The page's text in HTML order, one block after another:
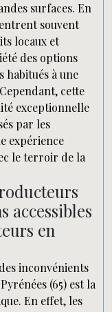
surfaces. En
souvent
locaux et
des options
habitués à une
cette
exceptionnelle
par les
expérience
le terroir de la
accessibles
en
inconvénients
(65) est la
En effet, les